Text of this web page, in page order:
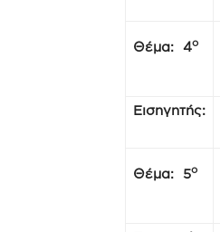
Θέμα: 4ο
Εισηγητής:
Θέμα: 5ο